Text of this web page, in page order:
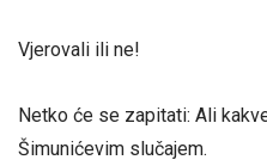
Vjerovali ili ne!
Netko će se zapitati: Ali
Šimunićevim slučajem.